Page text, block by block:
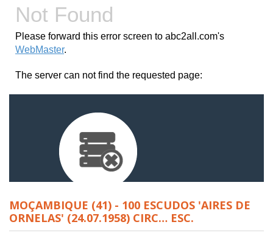
MOÇAMBIQUE (41) - 100 ESCUDOS 'AIRES DE
ORNELAS' (24.07.1958) CIRC… ESC.